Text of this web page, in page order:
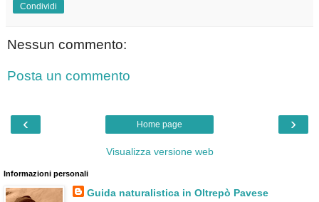
Condividi
Nessun commento:
Posta un commento
‹ ›
Home page
Visualizza versione web
Informazioni personali
Guida naturalistica in Oltrepò Pavese